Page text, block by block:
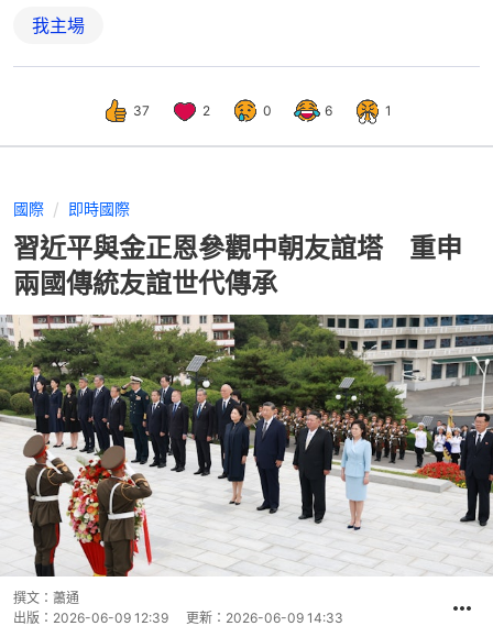
我主場
37 2 0 6 1
國際 即時國際
習近平與金正恩參觀中朝友誼塔 重申
兩國傳統友誼世代傳承
撰文： 蕭通
出版： 2026-06-09 12:39 更新： 2026-06-09 14:33